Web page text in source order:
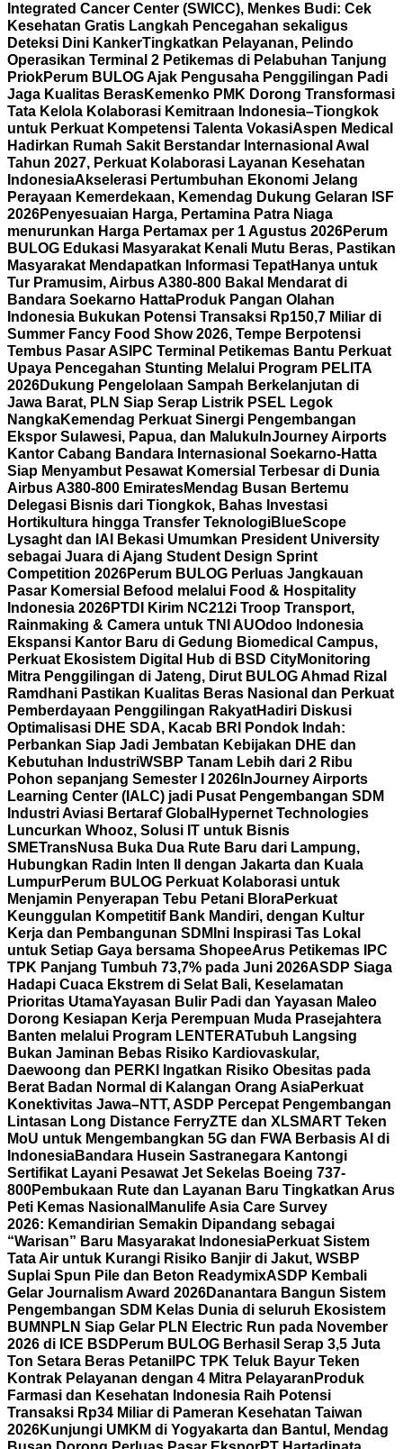
Integrated Cancer Center (SWICC), Menkes Budi: Cek
Kesehatan Gratis Langkah Pencegahan sekaligus
Deteksi Dini KankerTingkatkan Pelayanan, Pelindo
Operasikan Terminal 2 Petikemas di Pelabuhan Tanjung
PriokPerum BULOG Ajak Pengusaha Penggilingan Padi
Jaga Kualitas BerasKemenko PMK Dorong Transformasi
Tata Kelola Kolaborasi Kemitraan Indonesia–Tiongkok
untuk Perkuat Kompetensi Talenta VokasiAspen Medical
Hadirkan Rumah Sakit Berstandar Internasional Awal
Tahun 2027, Perkuat Kolaborasi Layanan Kesehatan
IndonesiaAkselerasi Pertumbuhan Ekonomi Jelang
Perayaan Kemerdekaan, Kemendag Dukung Gelaran ISF
2026Penyesuaian Harga, Pertamina Patra Niaga
menurunkan Harga Pertamax per 1 Agustus 2026Perum
BULOG Edukasi Masyarakat Kenali Mutu Beras, Pastikan
Masyarakat Mendapatkan Informasi TepatHanya untuk
Tur Pramusim, Airbus A380-800 Bakal Mendarat di
Bandara Soekarno HattaProduk Pangan Olahan
Indonesia Bukukan Potensi Transaksi Rp150,7 Miliar di
Summer Fancy Food Show 2026, Tempe Berpotensi
Tembus Pasar AS IPC Terminal Petikemas Bantu Perkuat
Upaya Pencegahan Stunting Melalui Program PELITA
2026Dukung Pengelolaan Sampah Berkelanjutan di
Jawa Barat, PLN Siap Serap Listrik PSEL Legok
NangkaKemendag Perkuat Sinergi Pengembangan
Ekspor Sulawesi, Papua, dan Maluku InJourney Airports
Kantor Cabang Bandara Internasional Soekarno-Hatta
Siap Menyambut Pesawat Komersial Terbesar di Dunia
Airbus A380-800 EmiratesMendag Busan Bertemu
Delegasi Bisnis dari Tiongkok, Bahas Investasi
Hortikultura hingga Transfer TeknologiBlueScope
Lysaght dan IAI Bekasi Umumkan President University
sebagai Juara di Ajang Student Design Sprint
Competition 2026Perum BULOG Perluas Jangkauan
Pasar Komersial Befood melalui Food & Hospitality
Indonesia 2026PTDI Kirim NC212i Troop Transport,
Rainmaking & Camera untuk TNI AUOdoo Indonesia
Ekspansi Kantor Baru di Gedung Biomedical Campus,
Perkuat Ekosistem Digital Hub di BSD CityMonitoring
Mitra Penggilingan di Jateng, Dirut BULOG Ahmad Rizal
Ramdhani Pastikan Kualitas Beras Nasional dan Perkuat
Pemberdayaan Penggilingan RakyatHadiri Diskusi
Optimalisasi DHE SDA, Kacab BRI Pondok Indah:
Perbankan Siap Jadi Jembatan Kebijakan DHE dan
Kebutuhan IndustriWSBP Tanam Lebih dari 2 Ribu
Pohon sepanjang Semester I 2026 InJourney Airports
Learning Center (IALC) jadi Pusat Pengembangan SDM
Industri Aviasi Bertaraf Global Hypernet Technologies
Luncurkan Whooz, Solusi IT untuk Bisnis
SMETransNusa Buka Dua Rute Baru dari Lampung,
Hubungkan Radin Inten II dengan Jakarta dan Kuala
LumpurPerum BULOG Perkuat Kolaborasi untuk
Menjamin Penyerapan Tebu Petani BloraPerkuat
Keunggulan Kompetitif Bank Mandiri, dengan Kultur
Kerja dan Pembangunan SDM Ini Inspirasi Tas Lokal
untuk Setiap Gaya bersama ShopeeArus Petikemas IPC
TPK Panjang Tumbuh 73,7% pada Juni 2026ASDP Siaga
Hadapi Cuaca Ekstrem di Selat Bali, Keselamatan
Prioritas UtamaYayasan Bulir Padi dan Yayasan Maleo
Dorong Kesiapan Kerja Perempuan Muda Prasejahtera
Banten melalui Program LENTERATubuh Langsing
Bukan Jaminan Bebas Risiko Kardiovaskular,
Daewoong dan PERKI Ingatkan Risiko Obesitas pada
Berat Badan Normal di Kalangan Orang AsiaPerkuat
Konektivitas Jawa–NTT, ASDP Percepat Pengembangan
Lintasan Long Distance FerryZTE dan XLSMART Teken
MoU untuk Mengembangkan 5G dan FWA Berbasis AI di
IndonesiaBandara Husein Sastranegara Kantongi
Sertifikat Layani Pesawat Jet Sekelas Boeing 737-
800Pembukaan Rute dan Layanan Baru Tingkatkan Arus
Peti Kemas Nasional Manulife Asia Care Survey
2026: Kemandirian Semakin Dipandang sebagai
“Warisan” Baru Masyarakat IndonesiaPerkuat Sistem
Tata Air untuk Kurangi Risiko Banjir di Jakut, WSBP
Suplai Spun Pile dan Beton ReadymixASDP Kembali
Gelar Journalism Award 2026Danantara Bangun Sistem
Pengembangan SDM Kelas Dunia di seluruh Ekosistem
BUMN PLN Siap Gelar PLN Electric Run pada November
2026 di ICE BSD Perum BULOG Berhasil Serap 3,5 Juta
Ton Setara Beras Petani IPC TPK Teluk Bayur Teken
Kontrak Pelayanan dengan 4 Mitra Pelayaran Produk
Farmasi dan Kesehatan Indonesia Raih Potensi
Transaksi Rp34 Miliar di Pameran Kesehatan Taiwan
2026Kunjungi UMKM di Yogyakarta dan Bantul, Mendag